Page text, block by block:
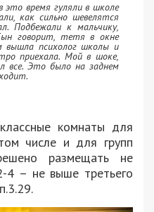
это время гуляли в школе
как сильно шевелятся
Подбежали к мальчику,
говорит, тетя в окне
вышла психолог школы и
приехала. Мой в шоке,
все. Это было на заднем
комнаты для
числе и для групп
размещать не
4 – не выше третьего